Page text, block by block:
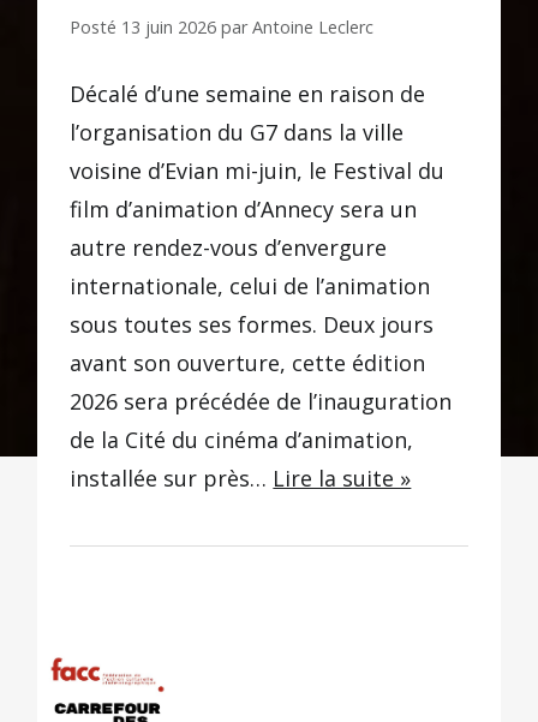
Posté 13 juin 2026 par Antoine Leclerc
Décalé d’une semaine en raison de
l’organisation du G7 dans la ville
voisine d’Evian mi-juin, le Festival du
film d’animation d’Annecy sera un
autre rendez-vous d’envergure
internationale, celui de l’animation
sous toutes ses formes. Deux jours
avant son ouverture, cette édition
2026 sera précédée de l’inauguration
de la Cité du cinéma d’animation,
installée sur près… Lire la suite »